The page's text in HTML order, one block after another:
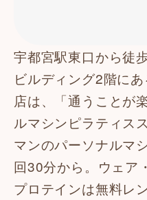
宇都宮駅東口から徒
ビルディング2階に
店は、「通うことが
ルマシンピラティス
マンのパーソナルマ
回30分から。ウェア
プロテインは無料レ